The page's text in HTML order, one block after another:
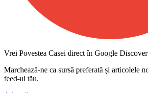
Vrei Povestea Casei direct în Google
Marchează-ne ca sursă preferată și articolele
feed-ul tău.